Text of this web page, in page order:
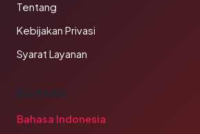
Tentang
Kebijakan Privasi
Syarat Layanan
BAHASA
Bahasa Indonesia